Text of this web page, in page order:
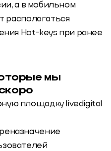
а в мобильном
располагаться
Hot-keys при ранее
мы
площадку livedigital